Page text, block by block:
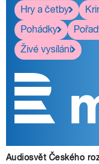
Hry a četby
Pohádky
Živé vysílání
Audiosvět Českého